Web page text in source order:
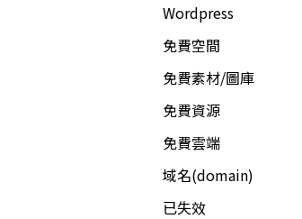
Wordpress
免費空間
免費素材/圖庫
免費資源
免費雲端
域名(domain)
已失效